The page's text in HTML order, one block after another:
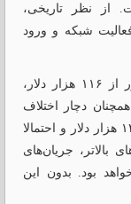
از نظر تاریخی،
شبکه و ورود
سایت اینوست ایکس گزارش کرد، اگرچه عبور از ۱۱۶ هزار دلار،
دچار اختلاف
نظر است. برای پیشرفت قانع‌کننده به سمت ۱۲۰ هزار دلار و احتمالا
بالاتر، جریان‌های
بود. بدون این